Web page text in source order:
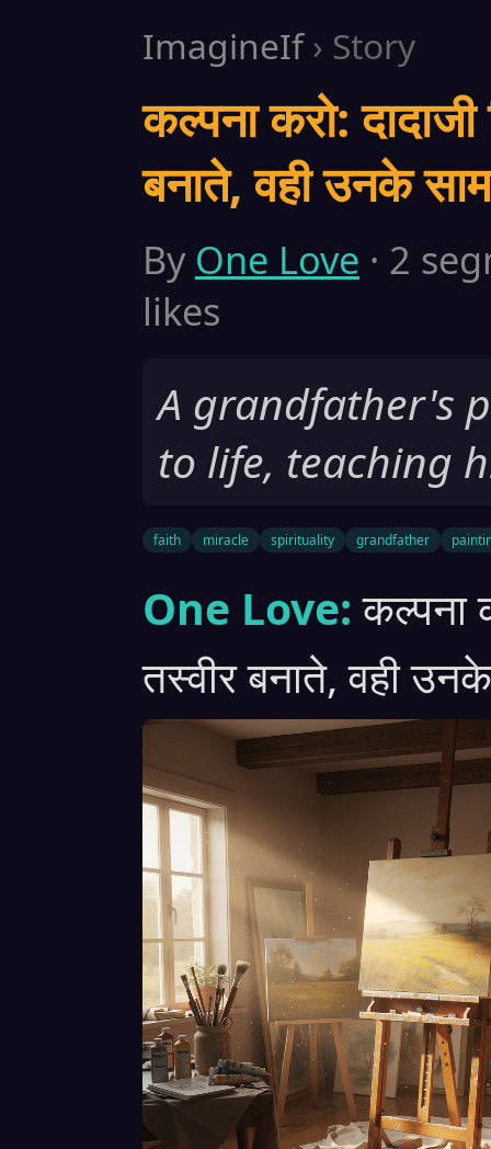
ImagineIf› Story
कल्पना करो:
बनाते, वही उनके
By One Love · 2
likes
A grandfather's
to life, teaching
faith miracle spirituality grandfather
One Love: कल्पना
तस्वीर बनाते, वही